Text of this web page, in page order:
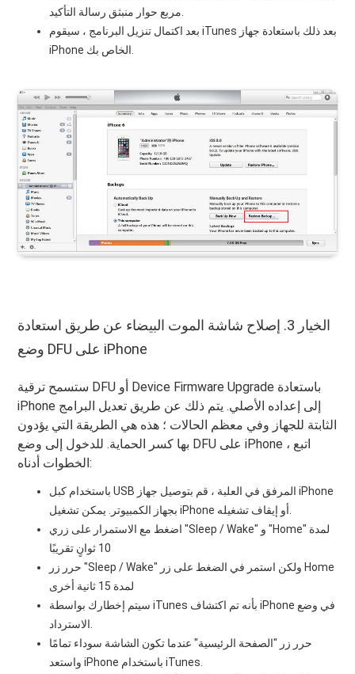
بعد اكتمال تنزيل البرنامج ، سيقوم iTunes بعد ذلك باستعادة جهاز
الخيار 3. إصلاح شاشة الموت البيضاء عن طريق استعادة
وضع DFU على iPhone
ستسمح ترقية DFU أو Device Firmware Upgrade باستعادة
iPhone إلى إعداده الأصلي. يتم ذلك عن طريق تعديل البرامج
الثابتة للجهاز وفي معظم الحالات ؛ هذه هي الطريقة التي يؤدون
بها كسر الحماية. للدخول إلى وضع DFU على iPhone ، اتبع
الخطوات أدناه:
باستخدام كبل USB المرفق في العلبة ، قم بتوصيل جهاز iPhone
بجهاز الكمبيوتر. يمكن تشغيل iPhone أو إيقاف تشغيله.
اضغط مع الاستمرار على زري "Sleep / Wake" و "Home" لمدة
10 ثوانٍ تقريبًا
حرر زر "Sleep / Wake" ولكن استمر في الضغط على زر Home
لمدة 15 ثانية أخرى
سيتم إخطارك بواسطة iTunes بأنه تم اكتشاف iPhone في وضع
الاسترداد.
حرر زر "الصفحة الرئيسية" عندما تكون الشاشة سوداء تمامًا
واستعد iPhone باستخدام iTunes.